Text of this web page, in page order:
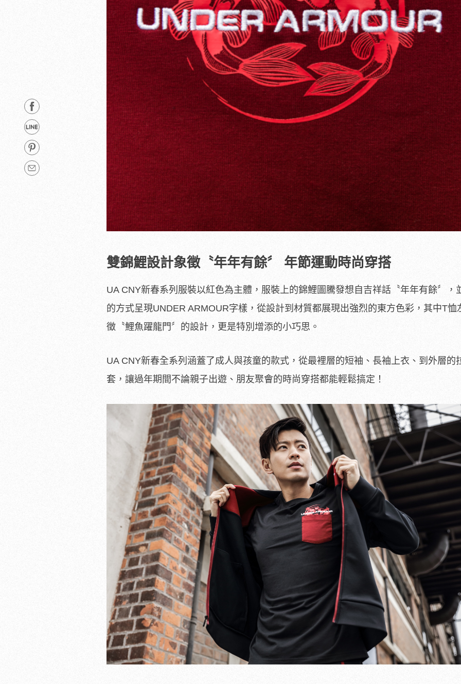
雙錦鯉設計象徵〝年年有餘〞 年節運動時尚穿搭
UA CNY新春系列服裝以紅色為主體，服裝上的錦鯉圖騰發想自吉祥話〝年年有餘〞，
的方式呈現UNDER ARMOUR字樣，從設計到材質都展現出強烈的東方色彩，其中T恤
徵〝鯉魚躍龍門〞的設計，更是特別增添的小巧思。
UA CNY新春全系列涵蓋了成人與孩童的款式，從最裡層的短袖、長袖上衣、到外層的
套，讓過年期間不論親子出遊、朋友聚會的時尚穿搭都能輕鬆搞定！